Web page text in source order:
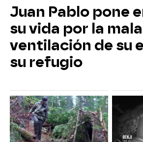
Juan Pablo pone
su vida por la mala
ventilación de su
su refugio